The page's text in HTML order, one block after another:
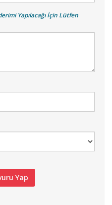
Yapılacağı İçin Lütfen